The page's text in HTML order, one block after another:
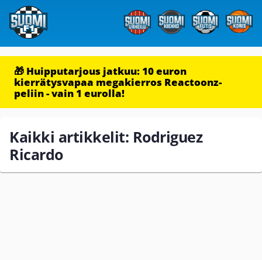
🎁 Huipputarjous jatkuu: 10 euron
kierrätysvapaa megakierros Reactoonz-
peliin - vain 1 eurolla!
Kaikki artikkelit: Rodriguez
Ricardo